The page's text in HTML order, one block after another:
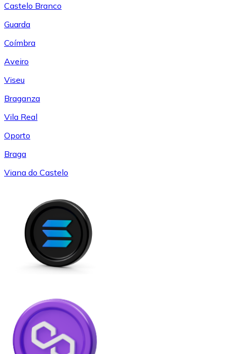
Castelo Branco
Guarda
Coímbra
Aveiro
Viseu
Braganza
Vila Real
Oporto
Braga
Viana do Castelo